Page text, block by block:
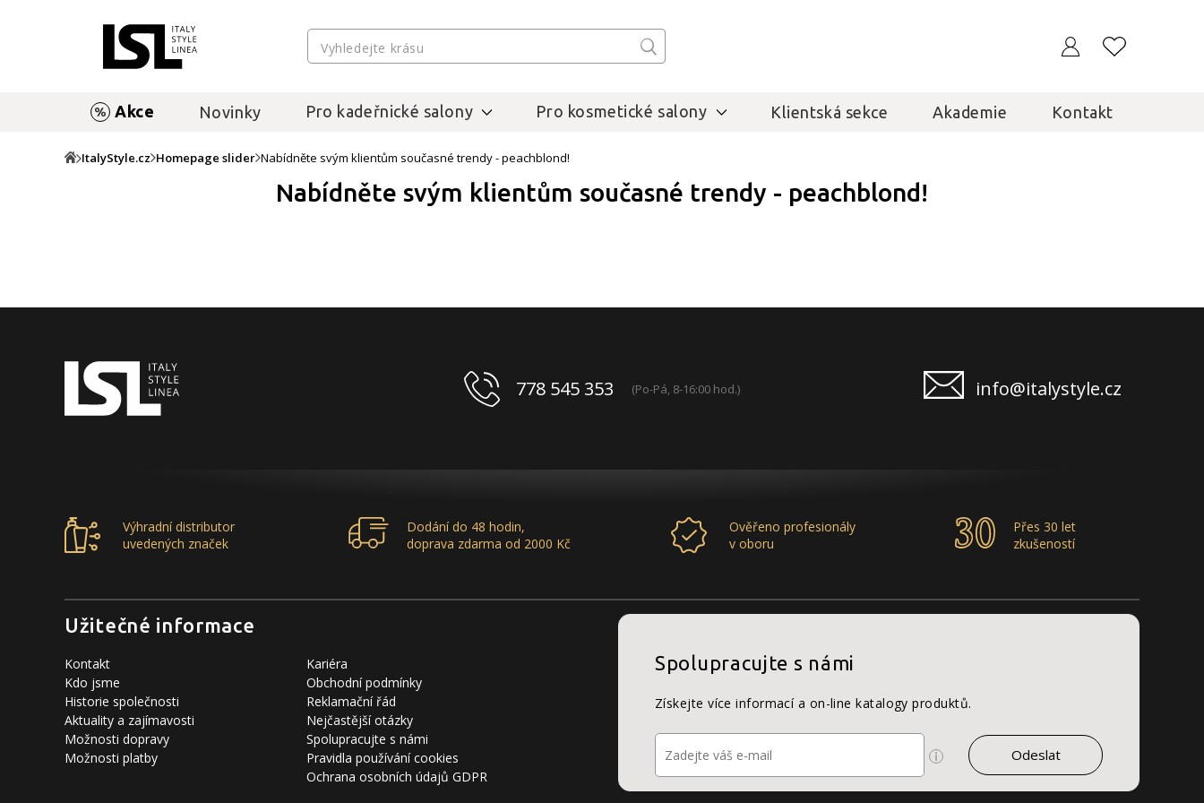
Akce Novinky Pro kadeřnické salony Pro kosmetické salony Klientská sekce Akademie Kontakt
ItalyStyle.cz Homepage slider Nabídněte svým klientům současné trendy - peachblond!
Nabídněte svým klientům současné trendy - peachblond!
778 545 353 (Po-Pá, 8-16:00 hod.) info@italystyle.cz
Výhradní distributor
uvedených značek
Dodání do 48 hodin,
doprava zdarma od 2000 Kč
Ověřeno profesionály
v oboru
Přes 30 let
zkušeností
Užitečné informace
Kontakt
Kdo jsme
Historie společnosti
Aktuality a zajímavosti
Možnosti dopravy
Možnosti platby
Kariéra
Obchodní podmínky
Reklamační řád
Nejčastější otázky
Spolupracujte s námi
Pravidla používání cookies
Ochrana osobních údajů GDPR
Spolupracujte s námi
Získejte více informací a on-line katalogy produktů.